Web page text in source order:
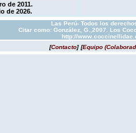
de 2011.
de 2026.
Las Perú- Todos los
Citar como: González, G.,2007. Los
http://
[Contacto] [Equipo